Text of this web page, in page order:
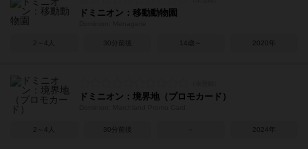
ドミニオン：移動動物園
2～4人 30分前後 14歳～ 2020年
ドミニオン：境界地（プロモカード）
2～4人 30分前後 2024年